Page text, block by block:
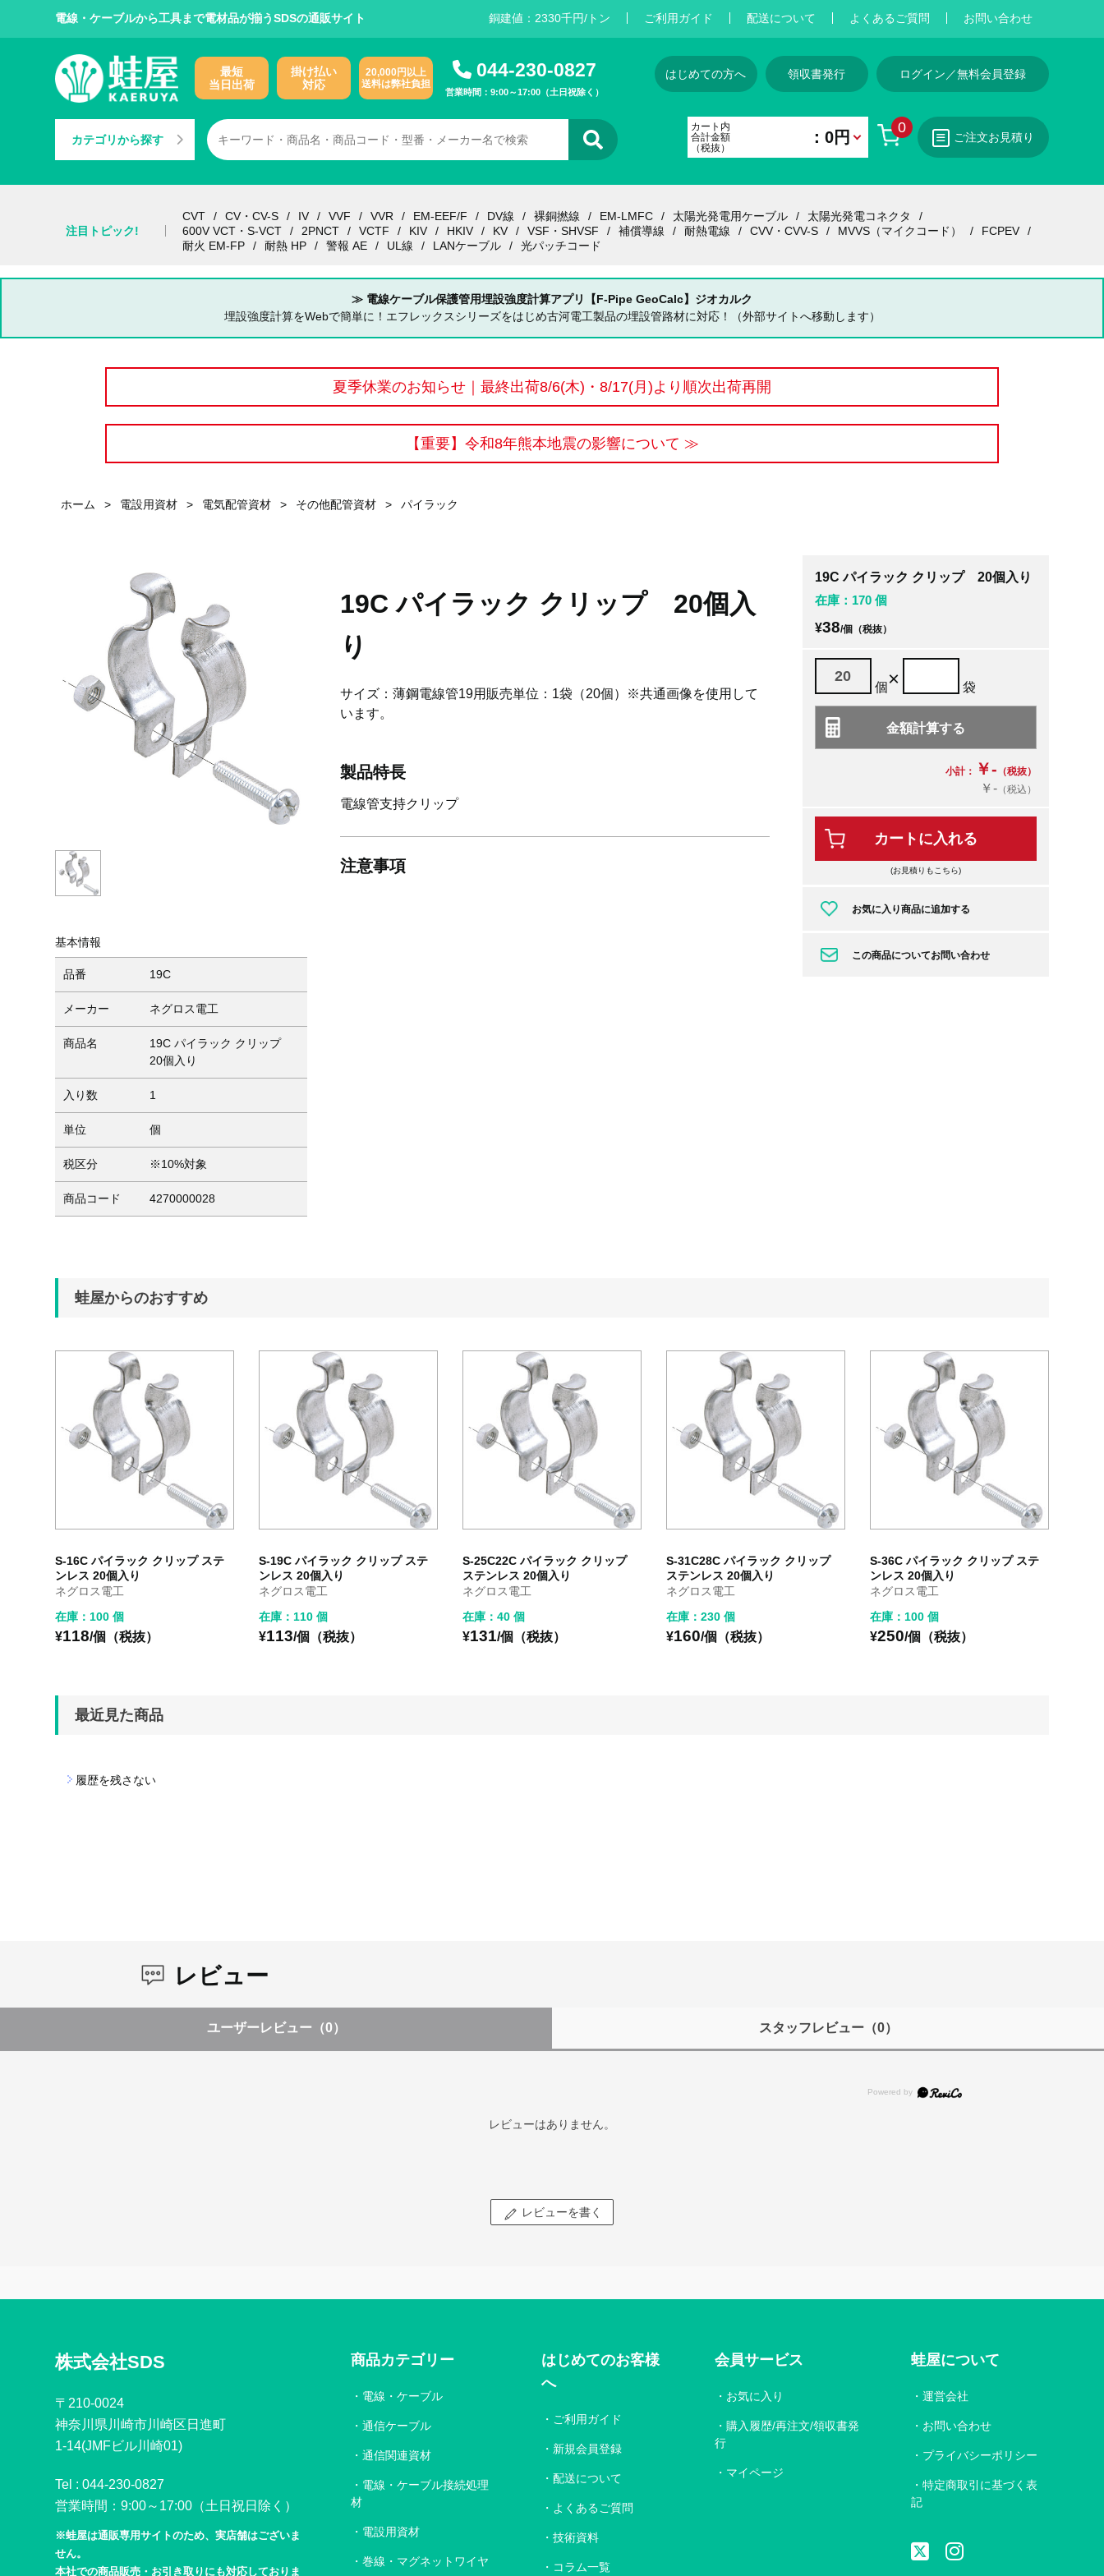
電線・ケーブルから工具まで電材品が揃うSDSの通販サイト 銅建値： 2330千円/トン ご利用ガイド 配送について よくあるご質問 お問い合わせ
最短
当日出荷
掛け払い
対応
20,000円以上
送料は弊社負担
044-230-0827
営業時間：9:00～17:00（土日祝除く）
カテゴリから探す
はじめての方へ 領収書発行 ログイン／無料会員登録
0
カート内
合計金額
（税抜）
：0円 ご注文お見積り
注目トピック!
CVT CV・CV-S IV VVF VVR EM-EEF/F DV線 裸銅撚線 EM-LMFC 太陽光発電用ケーブル
太陽光発電コネクタ
600V VCT・S-VCT
2PNCT VCTF KIV HKIV KV VSF・SHVSF 補償導線 耐熱電線 CVV・CVV-S MVVS（マイクコード）
FCPEV
耐火 EM-FP
耐熱 HP 警報 AE UL線 LANケーブル 光パッチコード
≫ 電線ケーブル保護管用埋設強度計算アプリ【F-Pipe GeoCalc】ジオカルク
埋設強度計算をWebで簡単に！エフレックスシリーズをはじめ古河電工製品の埋設管路材に対応！（外部サイトへ移動します）
夏季休業のお知らせ｜最終出荷8/6(木)・8/17(月)より順次出荷再開
【重要】令和8年熊本地震の影響について ≫
ホーム > 電設用資材 > 電気配管資材 > その他配管資材 > パイラック
基本情報
品番 19C
メーカー ネグロス電工
商品名
19C パイラック クリップ
20個入り
入り数 1
単位 個
税区分 ※10%対象
商品コード 4270000028
19C パイラック クリップ 20個入
り
サイズ：薄鋼電線管19用販売単位：1袋（20個）※共通画像を使用して
います。
製品特長
電線管支持クリップ
注意事項
19C パイラック クリップ 20個入り
在庫：170 個
¥38/個（税抜）
個× 袋
小計： ￥- （税抜）
￥-（税込）
カートに入れる
(お見積りもこちら)
お気に入り商品に追加する
この商品についてお問い合わせ
蛙屋からのおすすめ
S-16C パイラック クリップ ステ
ンレス 20個入り
ネグロス電工
在庫：100 個
¥118/個（税抜）
S-19C パイラック クリップ ステ
ンレス 20個入り
ネグロス電工
在庫：110 個
¥113/個（税抜）
S-25C22C パイラック クリップ
ステンレス 20個入り
ネグロス電工
在庫：40 個
¥131/個（税抜）
S-31C28C パイラック クリップ
ステンレス 20個入り
ネグロス電工
在庫：230 個
¥160/個（税抜）
S-36C パイラック クリップ ステ
ンレス 20個入り
ネグロス電工
在庫：100 個
¥250/個（税抜）
最近見た商品
履歴を残さない
レビュー
ユーザーレビュー （0） スタッフレビュー（0）
レビューはありません。
レビューを書く
株式会社SDS
〒210-0024
神奈川県川崎市川崎区日進町
1-14(JMFビル川崎01)
Tel :044-230-0827
営業時間：9:00～17:00（土日祝日除く）
※蛙屋は通販専用サイトのため、実店舗はございま
せん。
本社での商品販売・お引き取りにも対応しておりま
商品カテゴリー
電線・ケーブル
通信ケーブル
通信関連資材
電線・ケーブル接続処理
材
電設用資材
巻線・マグネットワイヤ
はじめてのお客様
へ
ご利用ガイド
新規会員登録
配送について
よくあるご質問
技術資料
コラム一覧
会員サービス
お気に入り
購入履歴/再注文/領収書発
行
マイページ
蛙屋について
運営会社
お問い合わせ
プライバシーポリシー
特定商取引に基づく表
記